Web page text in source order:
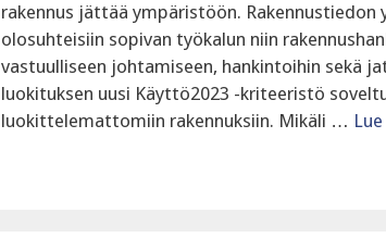
rakennus jättää ympäristöön.
olosuhteisiin sopivan työkalun niin
vastuulliseen johtamiseen, hankintoihin sekä
luokituksen uusi Käyttö2023 -kriteeristö
luokittelemattomiin rakennuksiin. Mikäli …